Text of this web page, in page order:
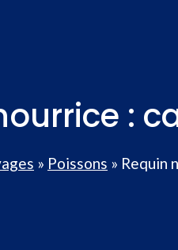
:
» Poissons » Requin